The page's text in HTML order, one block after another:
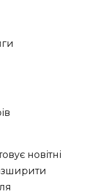
новітні